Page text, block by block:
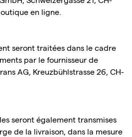
en ligne.
seront traitées dans le cadre
par le fournisseur de
AG, Kreuzbühlstrasse 26, CH-
seront également transmises
de la livraison, dans la mesure